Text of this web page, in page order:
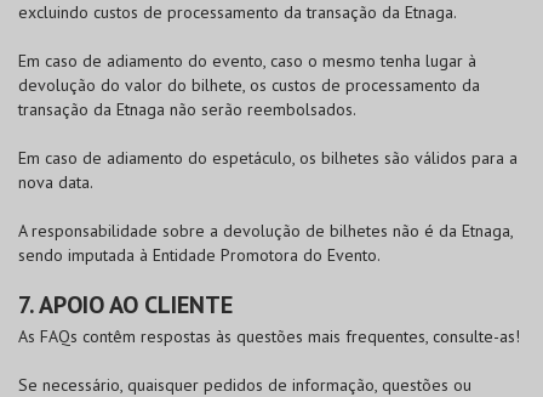
excluindo custos de processamento da transação da Etnaga.
Em caso de adiamento do evento, caso o mesmo tenha lugar à
devolução do valor do bilhete, os custos de processamento da
transação da Etnaga não serão reembolsados.
Em caso de adiamento do espetáculo, os bilhetes são válidos para a
nova data.
A responsabilidade sobre a devolução de bilhetes não é da Etnaga,
sendo imputada à Entidade Promotora do Evento.
7. APOIO AO CLIENTE
As FAQs contêm respostas às questões mais frequentes, consulte-as!
Se necessário, quaisquer pedidos de informação, questões ou